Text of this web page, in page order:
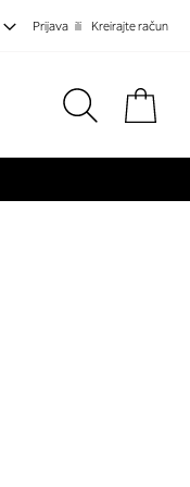
Prijava Kreirajte račun